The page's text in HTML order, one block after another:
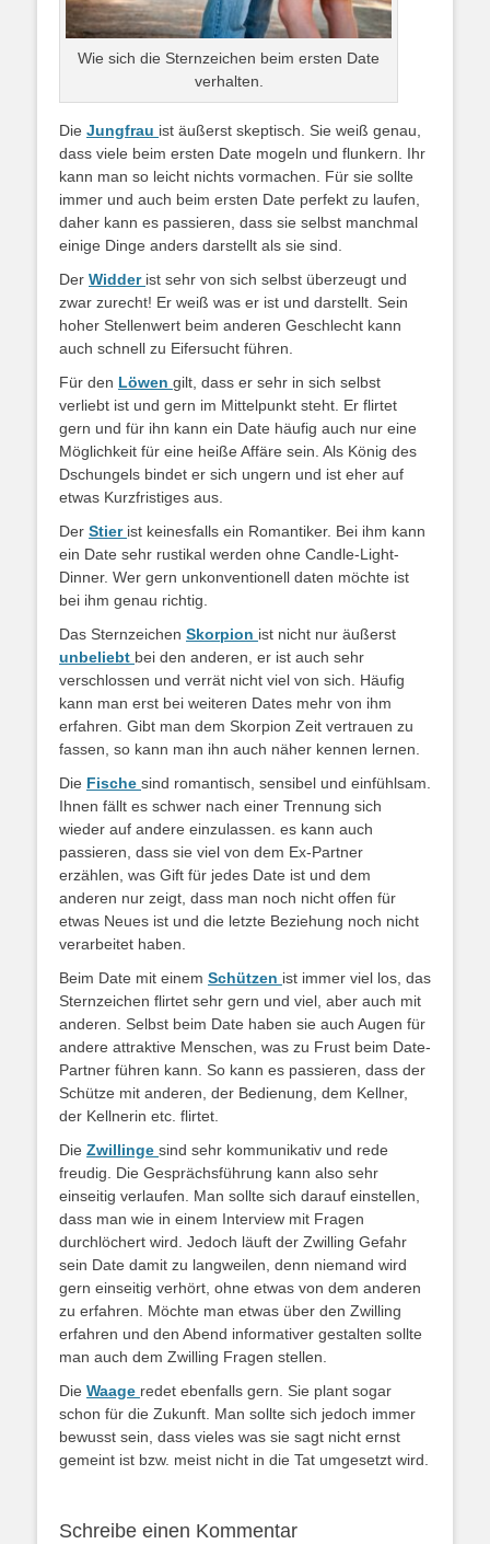
Wie sich die Sternzeichen beim ersten Date
verhalten.
Die Jungfrau ist äußerst skeptisch. Sie weiß genau,
dass viele beim ersten Date mogeln und flunkern. Ihr
kann man so leicht nichts vormachen. Für sie sollte
immer und auch beim ersten Date perfekt zu laufen,
daher kann es passieren, dass sie selbst manchmal
einige Dinge anders darstellt als sie sind.
Der Widder ist sehr von sich selbst überzeugt und
zwar zurecht! Er weiß was er ist und darstellt. Sein
hoher Stellenwert beim anderen Geschlecht kann
auch schnell zu Eifersucht führen.
Für den Löwen gilt, dass er sehr in sich selbst
verliebt ist und gern im Mittelpunkt steht. Er flirtet
gern und für ihn kann ein Date häufig auch nur eine
Möglichkeit für eine heiße Affäre sein. Als König des
Dschungels bindet er sich ungern und ist eher auf
etwas Kurzfristiges aus.
Der Stier ist keinesfalls ein Romantiker. Bei ihm kann
ein Date sehr rustikal werden ohne Candle-Light-
Dinner. Wer gern unkonventionell daten möchte ist
bei ihm genau richtig.
Das Sternzeichen Skorpion ist nicht nur äußerst
unbeliebt bei den anderen, er ist auch sehr
verschlossen und verrät nicht viel von sich. Häufig
kann man erst bei weiteren Dates mehr von ihm
erfahren. Gibt man dem Skorpion Zeit vertrauen zu
fassen, so kann man ihn auch näher kennen lernen.
Die Fische sind romantisch, sensibel und einfühlsam.
Ihnen fällt es schwer nach einer Trennung sich
wieder auf andere einzulassen. es kann auch
passieren, dass sie viel von dem Ex-Partner
erzählen, was Gift für jedes Date ist und dem
anderen nur zeigt, dass man noch nicht offen für
etwas Neues ist und die letzte Beziehung noch nicht
verarbeitet haben.
Beim Date mit einem Schützen ist immer viel los, das
Sternzeichen flirtet sehr gern und viel, aber auch mit
anderen. Selbst beim Date haben sie auch Augen für
andere attraktive Menschen, was zu Frust beim Date-
Partner führen kann. So kann es passieren, dass der
Schütze mit anderen, der Bedienung, dem Kellner,
der Kellnerin etc. flirtet.
Die Zwillinge sind sehr kommunikativ und rede
freudig. Die Gesprächsführung kann also sehr
einseitig verlaufen. Man sollte sich darauf einstellen,
dass man wie in einem Interview mit Fragen
durchlöchert wird. Jedoch läuft der Zwilling Gefahr
sein Date damit zu langweilen, denn niemand wird
gern einseitig verhört, ohne etwas von dem anderen
zu erfahren. Möchte man etwas über den Zwilling
erfahren und den Abend informativer gestalten sollte
man auch dem Zwilling Fragen stellen.
Die Waage redet ebenfalls gern. Sie plant sogar
schon für die Zukunft. Man sollte sich jedoch immer
bewusst sein, dass vieles was sie sagt nicht ernst
gemeint ist bzw. meist nicht in die Tat umgesetzt wird.
Schreibe einen Kommentar